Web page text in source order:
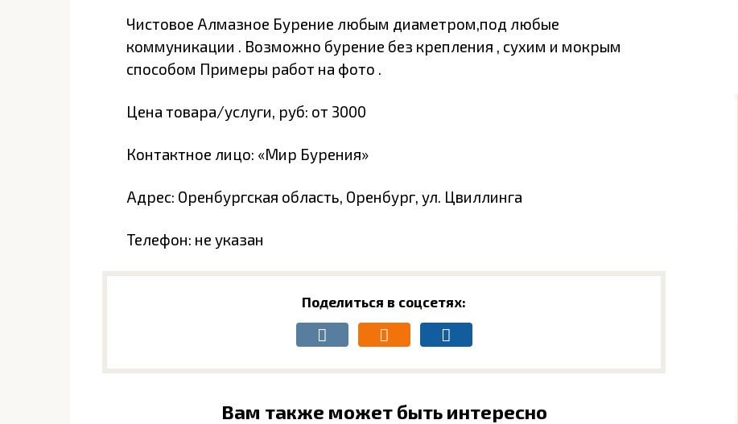
Чистовое Алмазное Бурение любым диаметром,под любые
коммуникации . Возможно бурение без крепления , сухим и мокрым
способом Примеры работ на фото .
Цена товара/услуги, руб: от 3000
Контактное лицо: «Мир Бурения»
Адрес: Оренбургская область, Оренбург, ул. Цвиллинга
Телефон: не указан
Поделиться в соцсетях:
Вам также может быть интересно